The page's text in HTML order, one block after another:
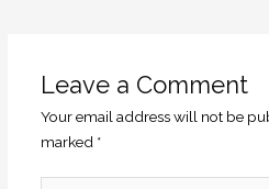
Leave a Comment
Your email address will not be
marked *